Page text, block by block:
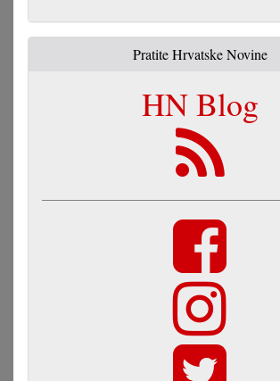
Pratite Hrvatske Novine
HN Blog